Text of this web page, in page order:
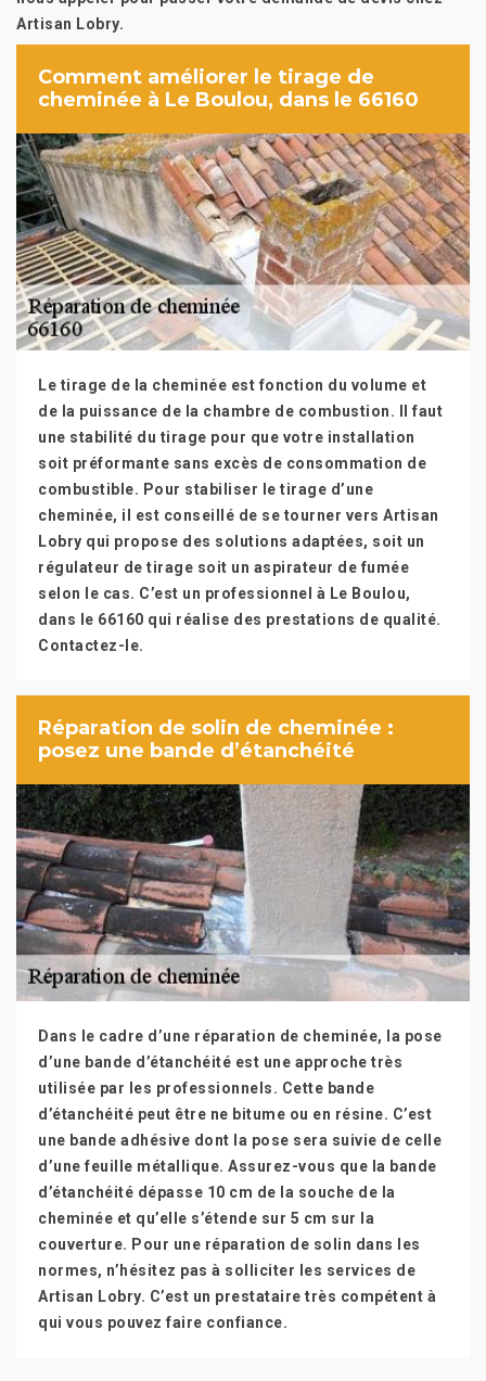
Artisan Lobry.
Comment améliorer le tirage de
cheminée à Le Boulou, dans le 66160
Le tirage de la cheminée est fonction du volume et
de la puissance de la chambre de combustion. Il faut
une stabilité du tirage pour que votre installation
soit préformante sans excès de consommation de
combustible. Pour stabiliser le tirage d’une
cheminée, il est conseillé de se tourner vers Artisan
Lobry qui propose des solutions adaptées, soit un
régulateur de tirage soit un aspirateur de fumée
selon le cas. C’est un professionnel à Le Boulou,
dans le 66160 qui réalise des prestations de qualité.
Contactez-le.
Réparation de solin de cheminée :
posez une bande d’étanchéité
Dans le cadre d’une réparation de cheminée, la pose
d’une bande d’étanchéité est une approche très
utilisée par les professionnels. Cette bande
d’étanchéité peut être ne bitume ou en résine. C’est
une bande adhésive dont la pose sera suivie de celle
d’une feuille métallique. Assurez-vous que la bande
d’étanchéité dépasse 10 cm de la souche de la
cheminée et qu’elle s’étende sur 5 cm sur la
couverture. Pour une réparation de solin dans les
normes, n’hésitez pas à solliciter les services de
Artisan Lobry. C’est un prestataire très compétent à
qui vous pouvez faire confiance.